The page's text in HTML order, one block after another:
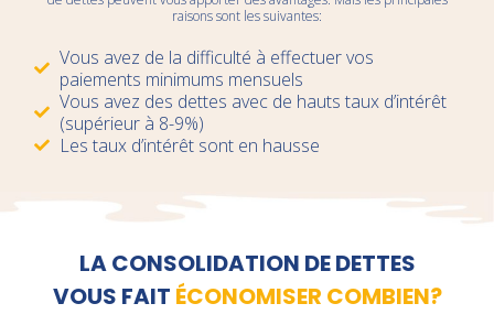
raisons sont les suivantes:
Vous avez de la difficulté à effectuer vos
paiements minimums mensuels
Vous avez des dettes avec de hauts taux d’intérêt
(supérieur à 8-9%)
Les taux d’intérêt sont en hausse
LA CONSOLIDATION DE DETTES
VOUS FAIT ÉCONOMISER COMBIEN?